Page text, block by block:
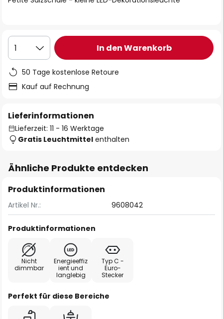
1 In den Warenkorb
50 Tage kostenlose Retoure
Kauf auf Rechnung
Lieferinformationen
Lieferzeit: 11 - 16 Werktage
Gratis Leuchtmittel enthalten
Ähnliche Produkte entdecken
Produktinformationen
Artikel Nr.: 9608042
Produktinformationen
Nicht
dimmbar
Energieeffiz
ient und
langlebig
Typ C -
Euro-
Stecker
Perfekt für diese Bereiche